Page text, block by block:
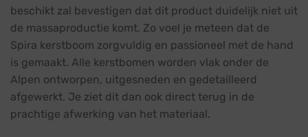
beschikt zal bevestigen dat dit product duidelijk niet uit
de massaproductie komt. Zo voel je meteen dat de
Spira kerstboom zorgvuldig en passioneel met de hand
is gemaakt. Alle kerstbomen worden vlak onder de
Alpen ontworpen, uitgesneden en gedetailleerd
afgewerkt. Je ziet dit dan ook direct terug in de
prachtige afwerking van het materiaal.